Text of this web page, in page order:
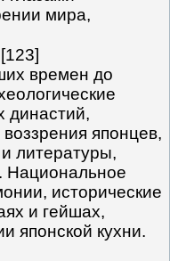
мира,
[123]
времен до
династий,
японцев,
литературы,
Национальное
исторические
и гейшах,
японской кухни.